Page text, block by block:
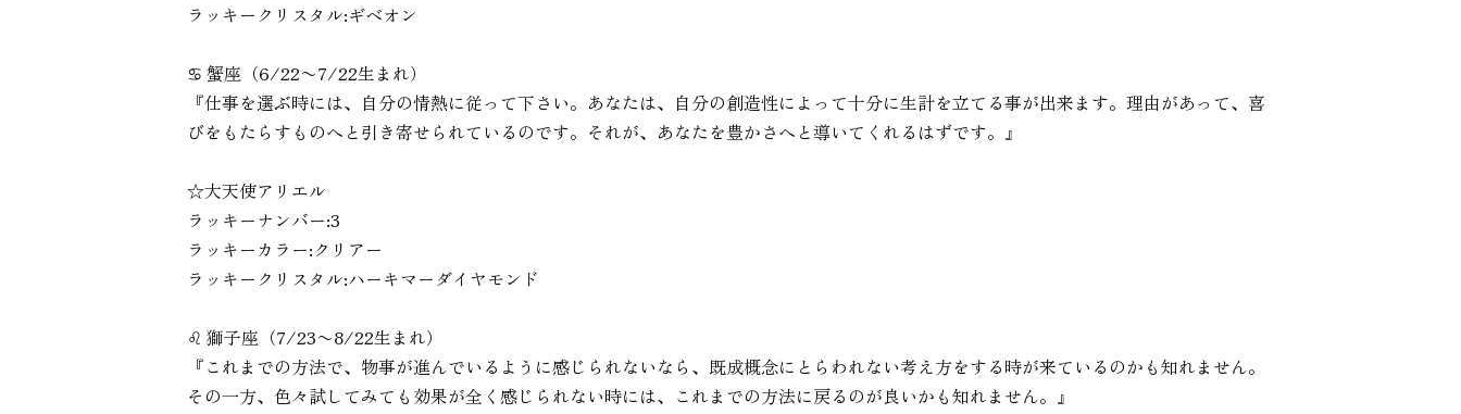
ラッキークリスタル:ギベオン
♋︎ 蟹座（6/22〜7/22生まれ）
『仕事を選ぶ時には、自分の情熱に従って下さい。あなたは、自分の創造性によって十分に生計を立てる事が出来ます。理由があって、喜
びをもたらすものへと引き寄せられているのです。それが、あなたを豊かさへと導いてくれるはずです。』
☆大天使アリエル
ラッキーナンバー:3
ラッキーカラー:クリアー
ラッキークリスタル:ハーキマーダイヤモンド
♌︎ 獅子座（7/23〜8/22生まれ）
『これまでの方法で、物事が進んでいるように感じられないなら、既成概念にとらわれない考え方をする時が来ているのかも知れません。
その一方、色々試してみても効果が全く感じられない時には、これまでの方法に戻るのが良いかも知れません。』